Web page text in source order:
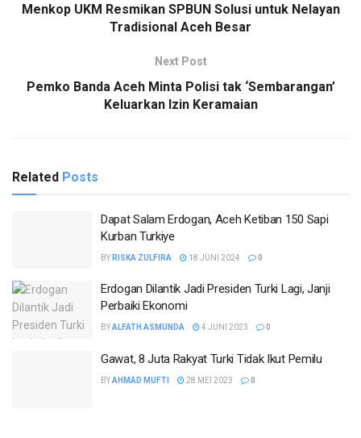
Menkop UKM Resmikan SPBUN Solusi untuk Nelayan
Tradisional Aceh Besar
Next Post
Pemko Banda Aceh Minta Polisi tak ‘Sembarangan’
Keluarkan Izin Keramaian
Related Posts
Dapat Salam Erdogan, Aceh Ketiban 150 Sapi
Kurban Turkiye
BY RISKA ZULFIRA 18 JUNI 2024 0
Erdogan Dilantik Jadi Presiden Turki Lagi, Janji
Perbaiki Ekonomi
BYALFATH ASMUNDA 4 JUNI 2023 0
Gawat, 8 Juta Rakyat Turki Tidak Ikut Pemilu
BYAHMAD MUFTI 28 MEI 2023 0